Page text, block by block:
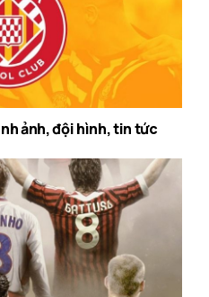
ảnh, đội hình, tin tức